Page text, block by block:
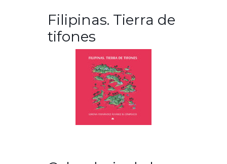
Filipinas. Tierra de
tifones